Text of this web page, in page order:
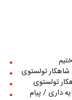
تولستوی
تولستوی
داری / پیام